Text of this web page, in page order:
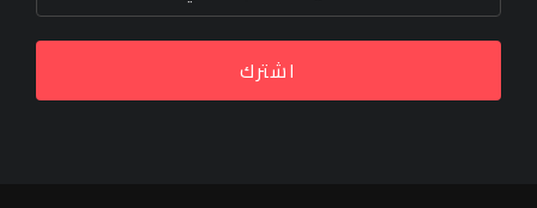
اشترك